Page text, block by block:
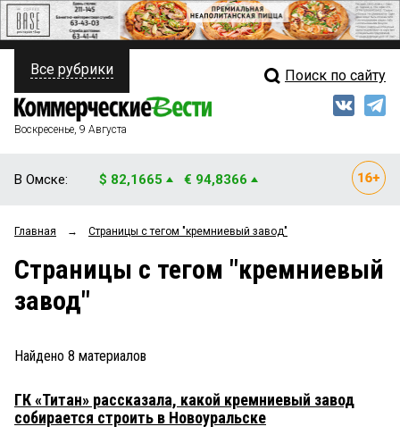
ПОЛИТИКА
ФИНАНСЫ
ОБЩЕСТВО
ЗАКОН
НОВОСТИ КОМПАНИЙ
ПРОИСШЕСТВИЯ
СТИЛЬ ЖИЗНИ
Свежий выпуск
Мнения
Рейтинги
Все рубрики Поиск по сайту
Воскресенье, 9 Августа
В Омске: $ 82,1665 € 94,8366
Главная → Страницы c тегом "кремниевый завод"
Страницы c тегом "кремниевый
завод"
Найдено 8 материалов
ГК «Титан» рассказала, какой кремниевый завод
собирается строить в Новоуральске